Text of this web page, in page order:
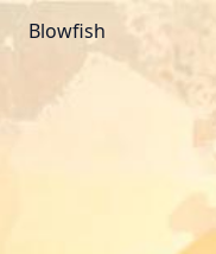
Blowfish